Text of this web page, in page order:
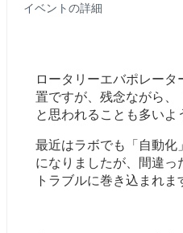
イベントの詳細
ロータリーエバポレー
置ですが、残念ながら、
と思われることも多いよ
最近はラボでも「自動化
になりましたが、間違っ
トラブルに巻き込まれま